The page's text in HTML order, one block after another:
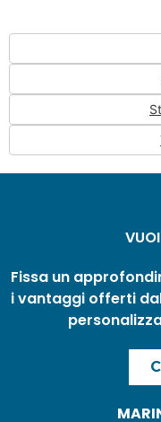
Fissa un
i vantaggi offerti